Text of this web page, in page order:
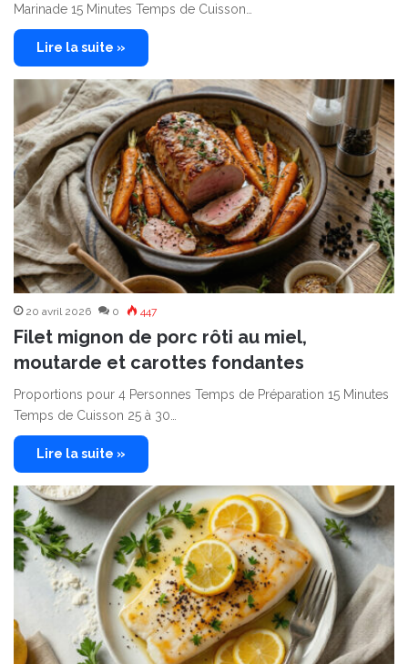
Marinade 15 Minutes Temps de Cuisson…
Lire la suite »
20 avril 2026 0 447
Filet mignon de porc rôti au miel,
moutarde et carottes fondantes
Proportions pour 4 Personnes Temps de Préparation 15 Minutes
Temps de Cuisson 25 à 30…
Lire la suite »